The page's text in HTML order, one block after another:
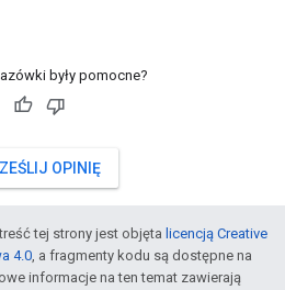
były pomocne?
OPINIĘ
tej strony jest objęta licencją Creative
4.0, a fragmenty kodu są dostępne na
informacje na ten temat zawierają